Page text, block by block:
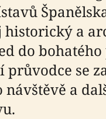
a
do
se
a